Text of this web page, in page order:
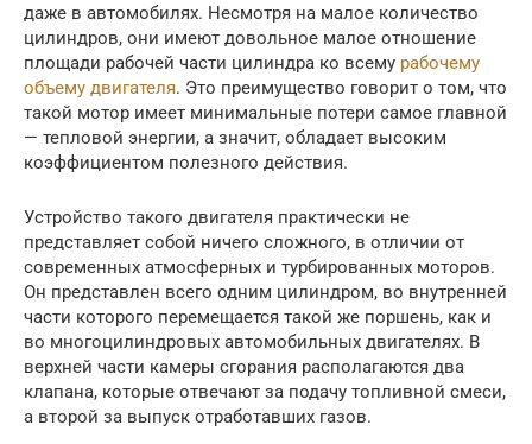
даже в автомобилях. Несмотря на малое количество
цилиндров, они имеют довольное малое отношение
площади рабочей части цилиндра ко всему рабочему
объему двигателя. Это преимущество говорит о том, что
такой мотор имеет минимальные потери самое главной
— тепловой энергии, а значит, обладает высоким
коэффициентом полезного действия.
Устройство такого двигателя практически не
представляет собой ничего сложного, в отличии от
современных атмосферных и турбированных моторов.
Он представлен всего одним цилиндром, во внутренней
части которого перемещается такой же поршень, как и
во многоцилиндровых автомобильных двигателях. В
верхней части камеры сгорания располагаются два
клапана, которые отвечают за подачу топливной смеси,
а второй за выпуск отработавших газов.